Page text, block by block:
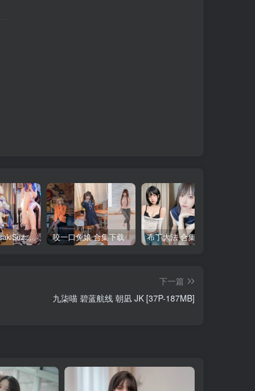
铃木美咲(MisakiSuzuki) 合集下载 咬一口兔娘 合集下载 布丁大法 合集下载
下一篇
九柒喵 碧蓝航线 朝凪 JK [37P-187MB]